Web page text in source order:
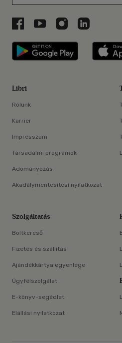
Libri a Facebookon
Libri a Youtube-on
Libri azLibri a
Libri
Libri
Rólunk
Karrier
Impresszum
Társadalmi programok
Adományozás
Akadálymentesítési nyilatkozat
Szolgáltatás
Boltkereső
Fizetés és szállítás
Ajándékkártya egyenlege
Ügyfélszolgálat
E-könyv-segédlet
Elállási nyilatkozat